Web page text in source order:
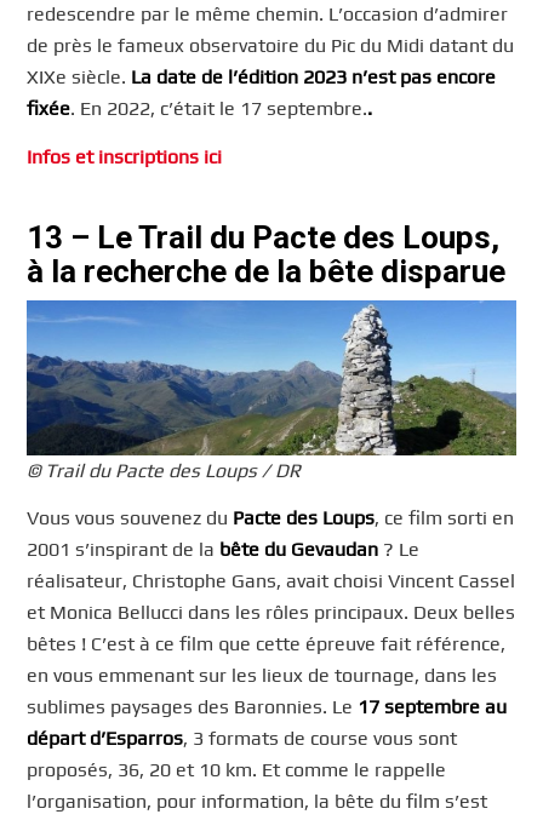
redescendre par le même chemin. L’occasion d’admirer
de près le fameux observatoire du Pic du Midi datant du
XIXe siècle. La date de l’édition 2023 n’est pas encore
fixée. En 2022, c’était le 17 septembre..
Infos et inscriptions ici
13 – Le Trail du Pacte des Loups,
à la recherche de la bête disparue
© Trail du Pacte des Loups / DR
Vous vous souvenez du Pacte des Loups, ce film sorti en
2001 s’inspirant de la bête du Gevaudan ? Le
réalisateur, Christophe Gans, avait choisi Vincent Cassel
et Monica Bellucci dans les rôles principaux. Deux belles
bêtes ! C’est à ce film que cette épreuve fait référence,
en vous emmenant sur les lieux de tournage, dans les
sublimes paysages des Baronnies. Le 17 septembre au
départ d’Esparros, 3 formats de course vous sont
proposés, 36, 20 et 10 km. Et comme le rappelle
l’organisation, pour information, la bête du film s’est